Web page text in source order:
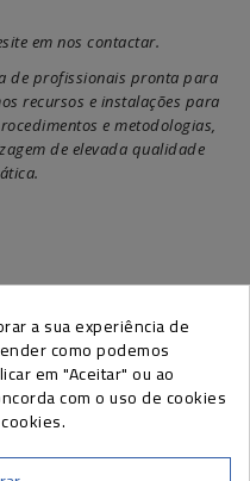
em nos contactar.
de profissionais pronta para
recursos e instalações para
e metodologias,
de elevada qualidade
EFAPE
newsletters.
a sua experiência de
como podemos
em "Aceitar" ou ao
com o uso de cookies